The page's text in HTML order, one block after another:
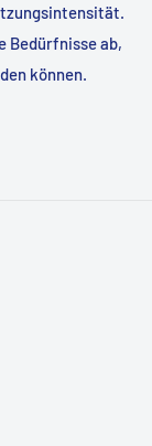
Bedürfnisse ab,
können.